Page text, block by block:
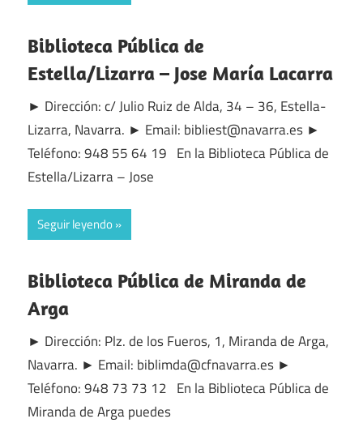
Biblioteca Pública de
Estella/Lizarra – Jose María Lacarra
► Dirección: c/ Julio Ruiz de Alda, 34 – 36, Estella-
Lizarra, Navarra. ► Email: bibliest@navarra.es ►
Teléfono: 948 55 64 19 En la Biblioteca Pública de
Estella/Lizarra – Jose
Seguir leyendo
Biblioteca Pública de Miranda de
Arga
► Dirección: Plz. de los Fueros, 1, Miranda de Arga,
Navarra. ► Email: biblimda@cfnavarra.es ►
Teléfono: 948 73 73 12 En la Biblioteca Pública de
Miranda de Arga puedes